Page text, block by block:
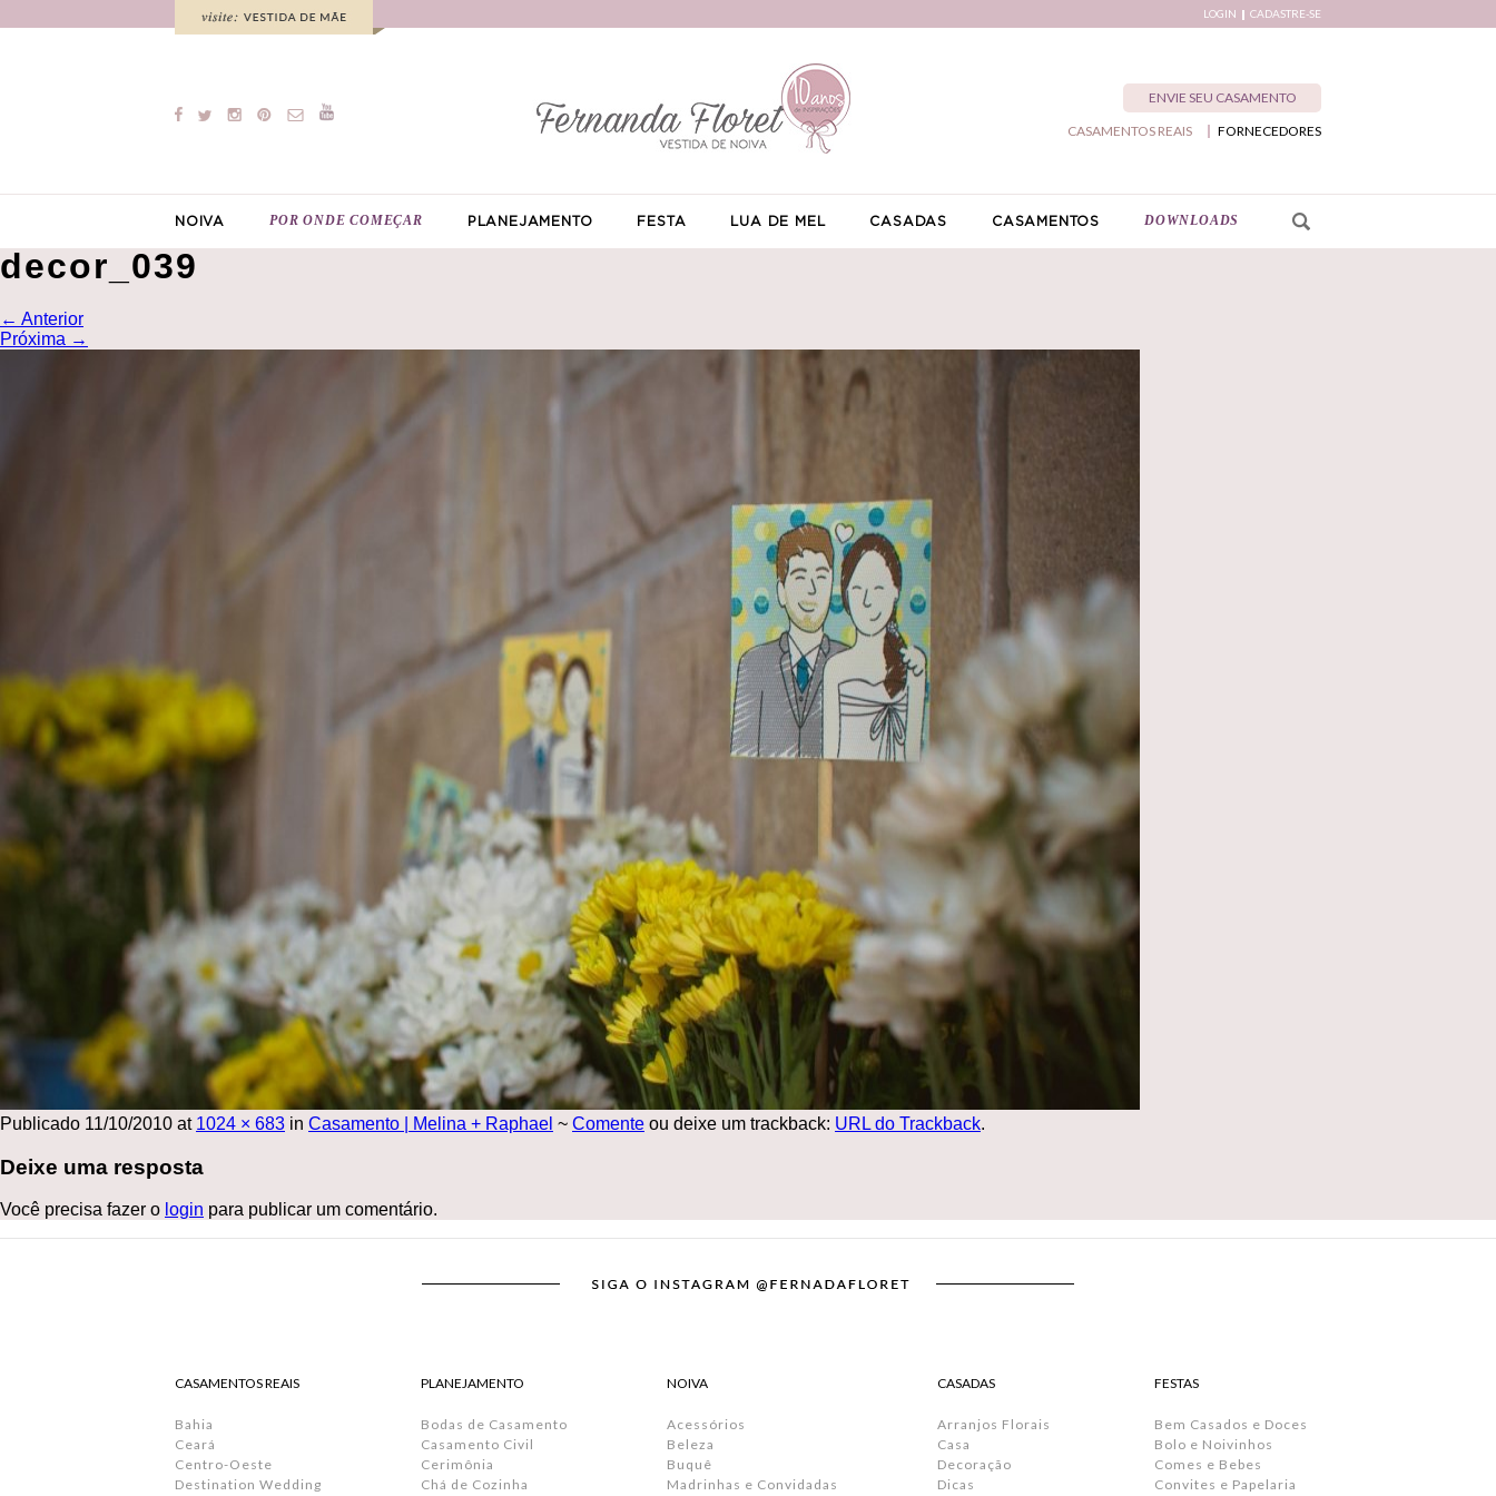
LOGIN CADASTRE-SE
ENVIE SEU CASAMENTO
FORNECEDORES
CASAMENTOS REAIS
NOIVA POR ONDE COMEÇAR PLANEJAMENTO FESTA LUA DE MEL CASADAS CASAMENTOS DOWNLOADS
decor_039
← Anterior
Próxima →
Publicado 11/10/2010 at 1024 × 683 in Casamento | Melina + Raphael ~ Comente ou deixe um trackback: URL do Trackback.
Deixe uma resposta
Você precisa fazer o login para publicar um comentário.
CASAMENTOS REAIS
Bahia
Ceará
Centro-Oeste
Destination Wedding
PLANEJAMENTO
Bodas de Casamento
Casamento Civil
Cerimônia
Chá de Cozinha
NOIVA
Acessórios
Beleza
Buquê
Madrinhas e Convidadas
CASADAS
Arranjos Florais
Casa
Decoração
Dicas
FESTAS
Bem Casados e Doces
Bolo e Noivinhos
Comes e Bebes
Convites e Papelaria